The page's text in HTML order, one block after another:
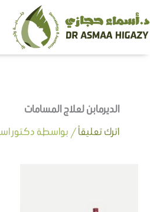
تخطي
إلى
الديرمابن لعلاج المسامات
اترك تعليقاً/ بواسطة دكتور